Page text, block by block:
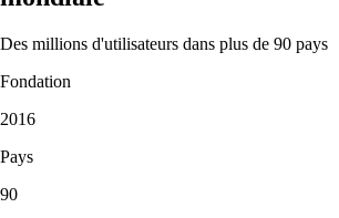
Des millions d'utilisateurs dans plus de 90 pays
Fondation
2016
Pays
90